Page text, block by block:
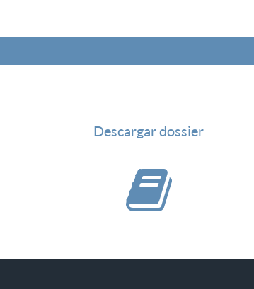
Descargar dossier